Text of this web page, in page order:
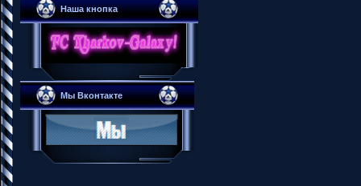
Наша кнопка
Мы Вконтакте